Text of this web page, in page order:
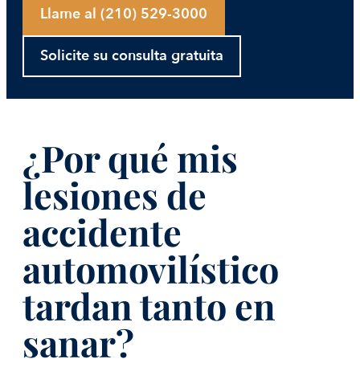
Llame al (210) 529-3000
Solicite su consulta gratuita
¿Por qué mis
lesiones de
accidente
automovilístico
tardan tanto en
sanar?